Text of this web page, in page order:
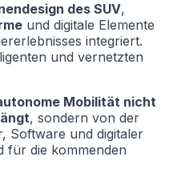
des SUV,
und digitale Elemente
integriert.
und vernetzten
Mobilität nicht
, sondern von der
Software und digitaler
für die kommenden